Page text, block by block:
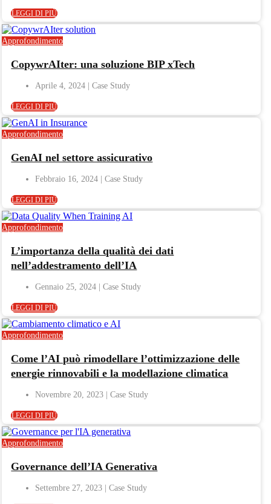
LEGGI DI PIÙ
Approfondimento
CopywrAIter: una soluzione BIP xTech
Aprile 4, 2024
LEGGI DI PIÙ
Approfondimento
GenAI nel settore assicurativo
Febbraio 16, 2024
LEGGI DI PIÙ
Approfondimento
L’importanza della qualità dei dati
nell’addestramento dell’IA
Gennaio 25, 2024
LEGGI DI PIÙ
Approfondimento
Come l’AI può rimodellare l’ottimizzazione delle
energie rinnovabili e la modellazione climatica
Novembre 20, 2023
LEGGI DI PIÙ
Approfondimento
Governance dell’IA Generativa
Settembre 27, 2023